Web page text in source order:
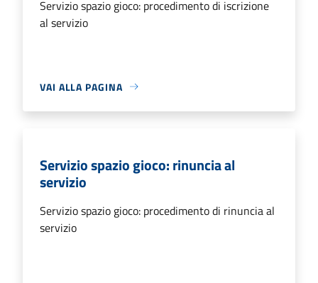
Servizio spazio gioco: procedimento di iscrizione
al servizio
VAI ALLA PAGINA
Servizio spazio gioco: rinuncia al
servizio
Servizio spazio gioco: procedimento di rinuncia al
servizio